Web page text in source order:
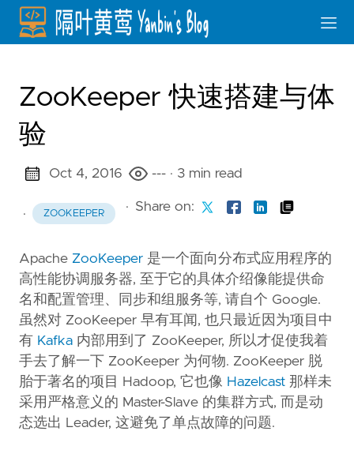
ZooKeeper 快速搭建与体
验
Oct 4, 2016 --- · 3 min read
· ZOOKEEPER · Share on:
Apache ZooKeeper 是一个面向分布式应用程序的
高性能协调服务器, 至于它的具体介绍像能提供命
名和配置管理、同步和组服务等, 请自个 Google.
虽然对 ZooKeeper 早有耳闻, 也只最近因为项目中
有 Kafka 内部用到了 ZooKeeper, 所以才促使我着
手去了解一下 ZooKeeper 为何物. ZooKeeper 脱
胎于著名的项目 Hadoop, 它也像 Hazelcast 那样未
采用严格意义的 Master-Slave 的集群方式, 而是动
态选出 Leader, 这避免了单点故障的问题.